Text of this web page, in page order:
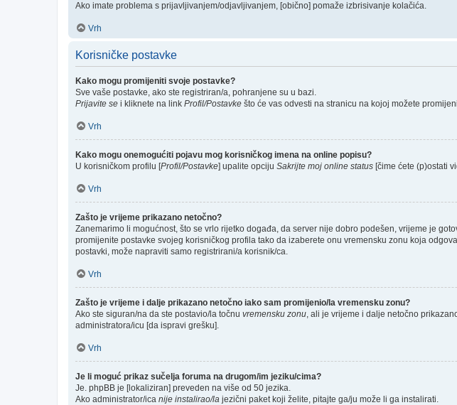
Ako imate problema s prijavljivanjem/odjavljivanjem, [obično] pomaže izbrisivanje kolačića.
Vrh
Korisničke postavke
Kako mogu promijeniti svoje postavke?
Sve vaše postavke, ako ste registriran/a, pohranjene su u bazi.
Prijavite se i kliknete na link Profil/Postavke što će vas odvesti na stranicu na kojoj možete
Vrh
Kako mogu onemogućiti pojavu mog korisničkog imena na online popisu?
U korisničkom profilu [Profil/Postavke] upalite opciju Sakrijte moj online status [čime ćete (p)ostati
Vrh
Zašto je vrijeme prikazano netočno?
Zanemarimo li mogućnost, što se vrlo rijetko događa, da server nije dobro podešen, vrijeme je
promijenite postavke svojeg korisničkog profila tako da izaberete onu vremensku zonu koja
postavki, može napraviti samo registrirani/a korisnik/ca.
Vrh
Zašto je vrijeme i dalje prikazano netočno iako sam promijenio/la vremensku zonu?
Ako ste siguran/na da ste postavio/la točnu vremensku zonu, ali je vrijeme i dalje netočno
administratora/icu [da ispravi grešku].
Vrh
Je li moguć prikaz sučelja foruma na drugom/im jeziku/cima?
Je. phpBB je [lokaliziran] preveden na više od 50 jezika.
Ako administrator/ica nije instalirao/la jezični paket koji želite, pitajte ga/ju može li ga instalirati.